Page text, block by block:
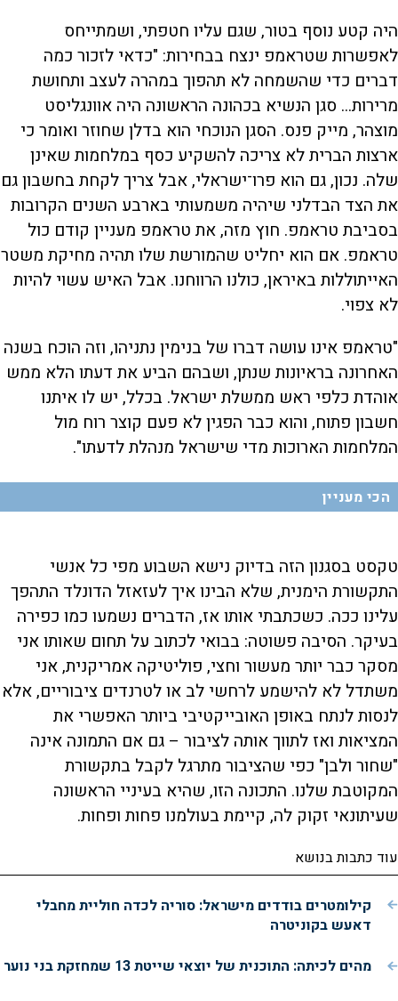
היה קטע נוסף בטור, שגם עליו חטפתי, ושמתייחס
לאפשרות שטראמפ ינצח בבחירות: "כדאי לזכור כמה
דברים כדי שהשמחה לא תהפוך במהרה לעצב ותחושת
מרירות... סגן הנשיא בכהונה הראשונה היה אוונגליסט
מוצהר, מייק פנס. הסגן הנוכחי הוא בדלן שחוזר ואומר כי
ארצות הברית לא צריכה להשקיע כסף במלחמות שאינן
שלה. נכון, גם הוא פרו־ישראלי, אבל צריך לקחת בחשבון גם
את הצד הבדלני שיהיה משמעותי בארבע השנים הקרובות
בסביבת טראמפ. חוץ מזה, את טראמפ מעניין קודם כול
טראמפ. אם הוא יחליט שהמורשת שלו תהיה מחיקת משטר
האייתוללות באיראן, כולנו הרווחנו. אבל האיש עשוי להיות
לא צפוי.
"טראמפ אינו עושה דברו של בנימין נתניהו, וזה הוכח בשנה
האחרונה בראיונות שנתן, ושבהם הביע את דעתו הלא ממש
אוהדת כלפי ראש ממשלת ישראל. בכלל, יש לו איתנו
חשבון פתוח, והוא כבר הפגין לא פעם קוצר רוח מול
המלחמות הארוכות מדי שישראל מנהלת לדעתו".
הכי מעניין
טקסט בסגנון הזה בדיוק נישא השבוע מפי כל אנשי
התקשורת הימנית, שלא הבינו איך לעזאזל הדונלד התהפך
עלינו ככה. כשכתבתי אותו אז, הדברים נשמעו כמו כפירה
בעיקר. הסיבה פשוטה: בבואי לכתוב על תחום שאותו אני
מסקר כבר יותר מעשור וחצי, פוליטיקה אמריקנית, אני
משתדל לא להישמע לרחשי לב או לטרנדים ציבוריים, אלא
לנסות לנתח באופן האובייקטיבי ביותר האפשרי את
המציאות ואז לתווך אותה לציבור – גם אם התמונה אינה
"שחור ולבן" כפי שהציבור מתרגל לקבל בתקשורת
המקוטבת שלנו. התכונה הזו, שהיא בעיניי הראשונה
שעיתונאי זקוק לה, קיימת בעולמנו פחות ופחות.
עוד כתבות בנושא
קילומטרים בודדים מישראל: סוריה לכדה חוליית מחבלי
דאעש בקוניטרה
מהים לכיתה: התוכנית של יוצאי שייטת 13 שמחזקת בני נוער